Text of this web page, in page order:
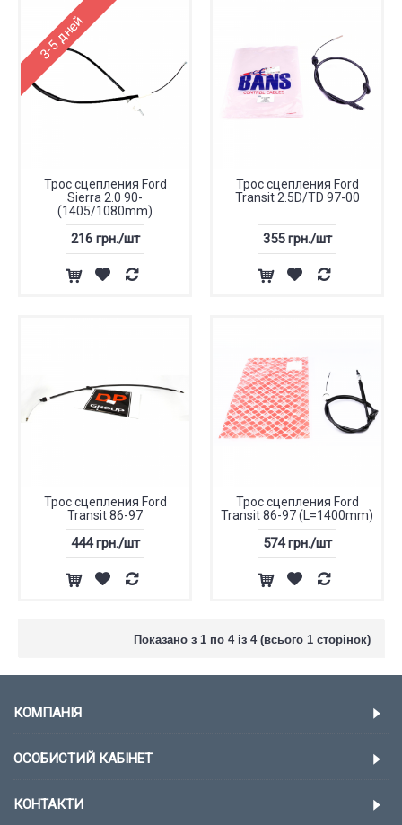
3-5 дней
Трос сцепления Ford
Sierra 2.0 90-
(1405/1080mm)
216 грн./шт
Трос сцепления Ford
Transit 2.5D/TD 97-00
355 грн./шт
Трос сцепления Ford
Transit 86-97
444 грн./шт
Трос сцепления Ford
Transit 86-97 (L=1400mm)
574 грн./шт
Показано з 1 по 4 із 4 (всього 1 сторінок)
КОМПАНІЯ
ОСОБИСТИЙ КАБІНЕТ
КОНТАКТИ